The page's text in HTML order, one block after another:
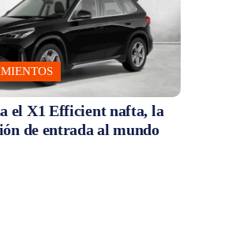
el X1 Efficient nafta, la
de entrada al mundo